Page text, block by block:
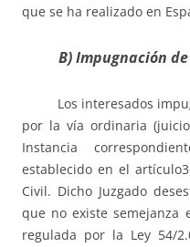
que se ha realizado en
B) Impugnación de
Los interesados
por la vía ordinaria
Instancia
establecido en el
Civil. Dicho Juzgado
que no existe semejanza
regulada por la Ley 54/